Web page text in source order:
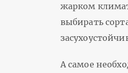
жарком
выбирать
А самое